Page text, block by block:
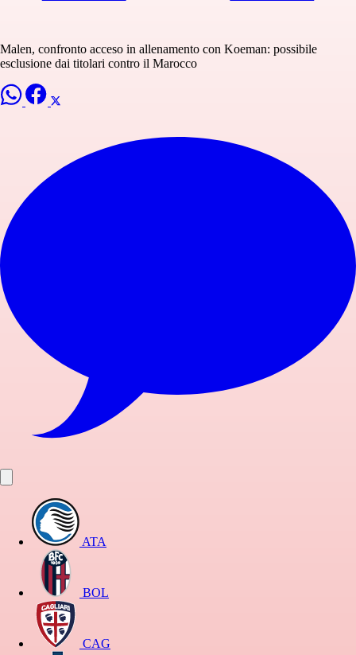
Malen, confronto acceso in allenamento con Koeman: possibile
esclusione dai titolari contro il Marocco
ATA
BOL
CAG